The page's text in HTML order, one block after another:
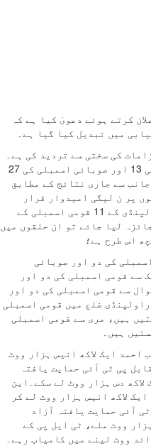
ہوئے دعویٰ کیا ہے کہ
کی سختی سے تردید کی ہے۔
راولپنڈی ڈویژن میں قومی اسمبلی کی 13 اور صوبائی اسمبلی کی 27
سے جاری نتائج کے مطابق
لیگی امیدوار قرار
پائے ہیں۔ان کے اس دعوے کے بعد راولپنڈی کے 11 قومی اسمبلی کے
لیا جائے تو ان حلقوں میں
کی دو اور صوبائی
اسمبلی کی دو اور
قومی اسمبلی کی دو اور
ضلع میں قومی اسمبلی
اسمبلی کی 12 نشستیں ہیں، مری سے قومی اسمبلی
ایک لاکھ انیس ہزار ووٹ
ٹی آئی حمایت یافتہ
دس ہزار ووٹ لے سکے۔این
لاکھ انیس ہزار ووٹ لے کر
حمایت یافتہ آزاد
ملے، ٹی ایل پی کے